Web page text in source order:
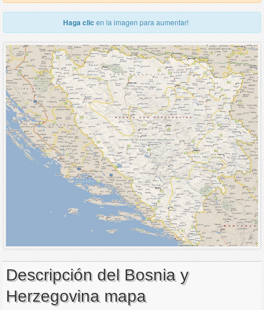
Haga clic en la imagen para aumentar!
Descripción del Bosnia y
Herzegovina mapa